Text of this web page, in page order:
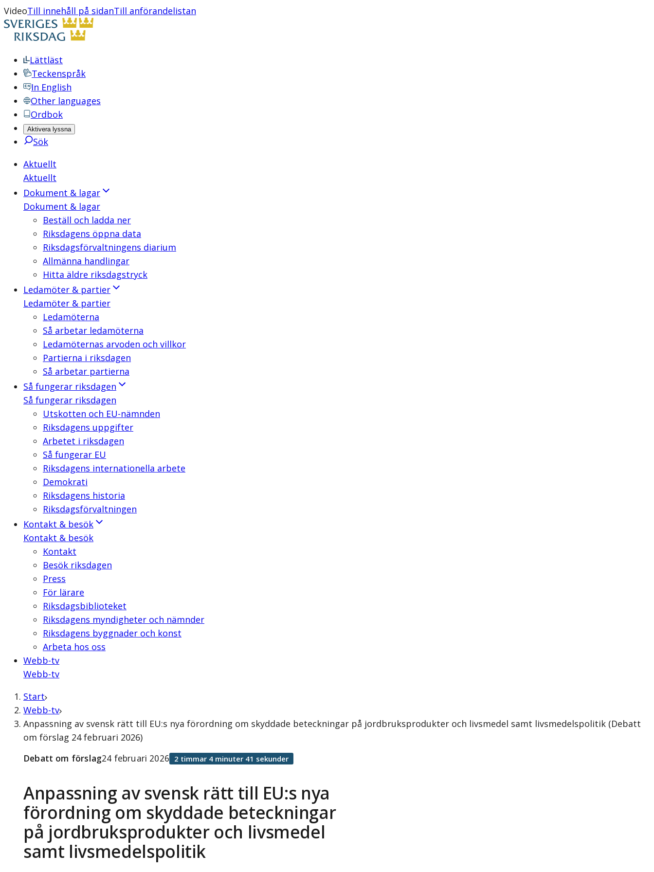
VideoTill innehåll på sidanTill anförandelistan
Lättläst
Teckenspråk
In English
Other languages
Ordbok
Aktivera lyssna
Sök
Aktuellt
Aktuellt
Dokument & lagar
Dokument & lagar
Beställ och ladda ner
Riksdagens öppna data
Riksdagsförvaltningens diarium
Allmänna handlingar
Hitta äldre riksdagstryck
Ledamöter & partier
Ledamöter & partier
Ledamöterna
Så arbetar ledamöterna
Ledamöternas arvoden och villkor
Partierna i riksdagen
Så arbetar partierna
Så fungerar riksdagen
Så fungerar riksdagen
Utskotten och EU-nämnden
Riksdagens uppgifter
Arbetet i riksdagen
Så fungerar EU
Riksdagens internationella arbete
Demokrati
Riksdagens historia
Riksdagsförvaltningen
Kontakt & besök
Kontakt & besök
Kontakt
Besök riksdagen
Press
För lärare
Riksdagsbiblioteket
Riksdagens myndigheter och nämnder
Riksdagens byggnader och konst
Arbeta hos oss
Webb-tv
Webb-tv
Start
Webb-tv
Anpassning av svensk rätt till EU:s nya förordning om skyddade beteckningar på jordbruksprodukter och livsmedel samt livsmedelspolitik (Debatt
om förslag 24 februari 2026)
Anpassning av svensk rätt till EU:s nya
förordning om skyddade beteckningar
på jordbruksprodukter och livsmedel
samt livsmedelspolitik
Debatt om förslag24 februari 2026 2 timmar 4 minuter 41 sekunder